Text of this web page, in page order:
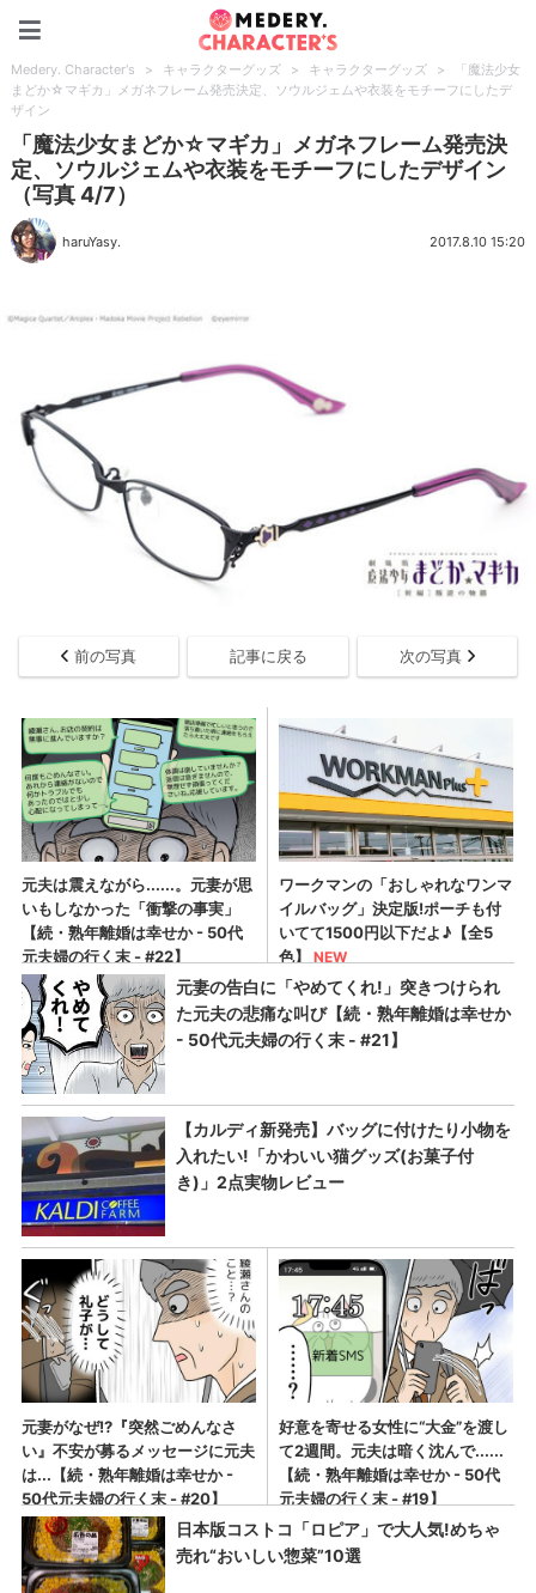
Medery. Character's > キャラクターグッズ > キャラクターグッズ >
「魔法少女
まどか☆マギカ」メガネフレーム発売決定、ソウルジェムや衣装をモチーフにしたデ
ザイン
「魔法少女まどか☆マギカ」メガネフレーム発売決
定、ソウルジェムや衣装をモチーフにしたデザイン
（写真 4/7）
haruYasy. 2017.8.10 15:20
前の写真 記事に戻る 次の写真